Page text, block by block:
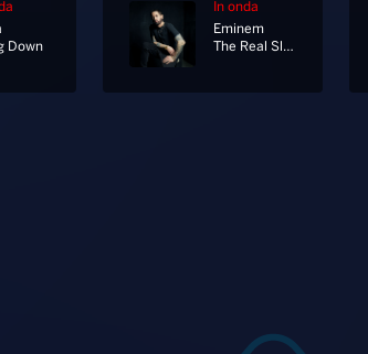
Down
In onda
Eminem
The Real Slim Shady